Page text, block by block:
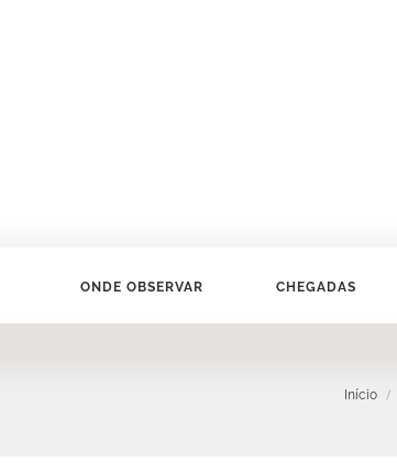
ONDE OBSERVAR CHEGADAS
Início